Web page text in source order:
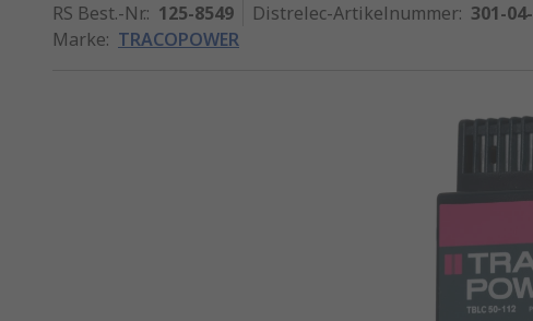
RS Best.-Nr.: 125-8549 Distrelec-Artikelnummer: 301-
Marke: TRACOPOWER